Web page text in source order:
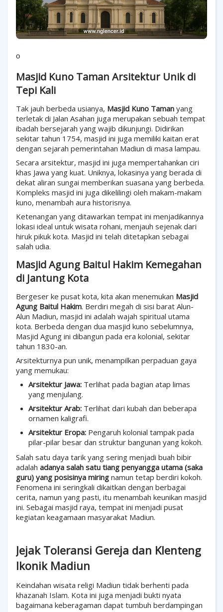
o
Masjid Kuno Taman Arsitektur Unik di
Tepi Kali
Tak jauh berbeda usianya, Masjid Kuno Taman yang
terletak di Jalan Asahan juga merupakan sebuah tempat
ibadah bersejarah yang wajib dikunjungi. Didirikan
sekitar tahun 1754, masjid ini juga memiliki kaitan erat
dengan sejarah pemerintahan Madiun di masa lampau.
Secara arsitektur, masjid ini juga mempertahankan ciri
khas Jawa yang kuat. Uniknya, lokasinya yang berada di
dekat aliran sungai memberikan suasana yang berbeda.
Kompleks masjid ini juga dikelilingi oleh makam-makam
kuno, menambah aura historisnya.
Ketenangan yang ditawarkan tempat ini menjadikannya
lokasi ideal untuk wisata rohani, menjauh sejenak dari
hiruk pikuk kota. Masjid ini telah ditetapkan sebagai
salah udia.
Masjid Agung Baitul Hakim Kemegahan
di Jantung Kota
Bergeser ke pusat kota, kita akan menemukan Masjid
Agung Baitul Hakim. Berdiri megah di sisi barat Alun-
Alun Madiun, masjid ini adalah wajah spiritual utama
kota. Berbeda dengan dua masjid kuno sebelumnya,
Masjid Agung ini dibangun pada era kolonial, sekitar
tahun 1830-an.
Arsitekturnya pun unik, menampilkan perpaduan gaya
yang memukau:
Arsitektur Jawa: Terlihat pada bagian atap limas
yang menjulang.
Arsitektur Arab: Terlihat dari kubah dan beberapa
ornamen kaligrafi.
Arsitektur Eropa: Pengaruh kolonial tampak pada
pilar-pilar besar dan struktur bangunan yang kokoh.
Salah satu daya tarik yang sering menjadi buah bibir
adalah adanya salah satu tiang penyangga utama (saka
guru) yang posisinya miring namun tetap berdiri kokoh.
Fenomena ini seringkali dikaitkan dengan berbagai
cerita, namun yang pasti, itu menambah keunikan masjid
ini. Sebagai masjid raya, tempat ini menjadi pusat
kegiatan keagamaan masyarakat Madiun.
Jejak Toleransi Gereja dan Klenteng
Ikonik Madiun
Keindahan wisata religi Madiun tidak berhenti pada
khazanah Islam. Kota ini juga menjadi bukti nyata
bagaimana keberagaman dapat tumbuh berdampingan